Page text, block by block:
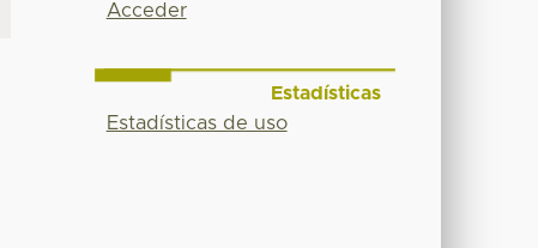
Acceder
Estadísticas
Estadísticas de uso